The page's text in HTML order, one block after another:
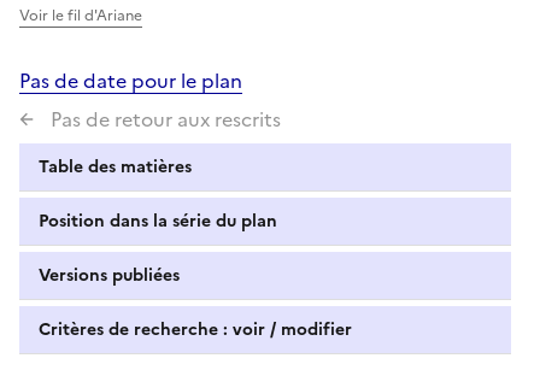
Voir le fil d'Ariane
Pas de date pour le plan
Pas de retour aux rescrits
Table des matières
Position dans la série du plan
Versions publiées
Critères de recherche : voir / modifier